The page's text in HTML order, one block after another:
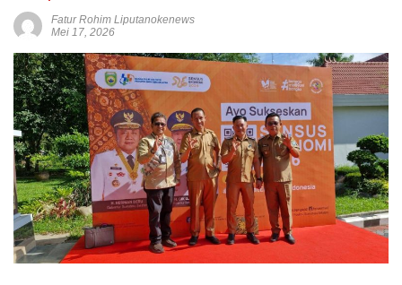
Fatur Rohim Liputanokenews
Mei 17, 2026